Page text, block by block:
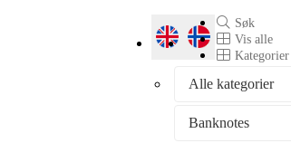
Søk
Vis alle
Kategorier
Alle kategorier
Banknotes